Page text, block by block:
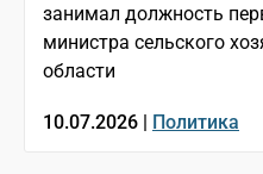
занимал должность
министра сельского
области
10.07.2026 | Политика